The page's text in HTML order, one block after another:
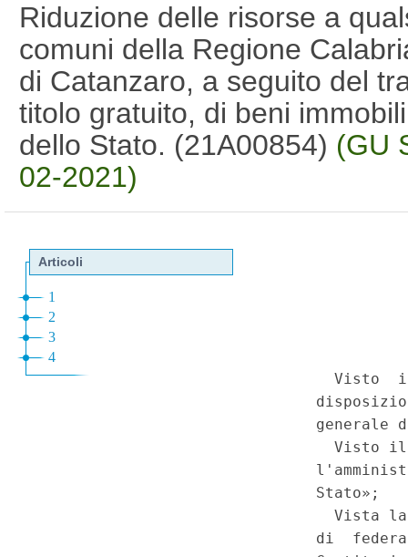
Riduzione delle risorse a
comuni della Regione
di Catanzaro, a seguito del
titolo gratuito, di beni
dello Stato. (21A00854) (GU
02-2021)